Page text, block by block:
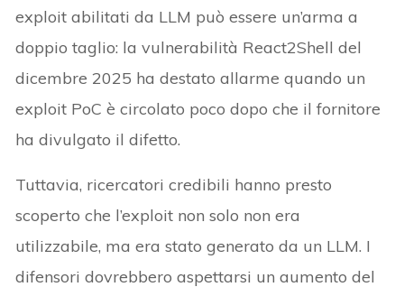
exploit abilitati da LLM può essere un’arma a
doppio taglio: la vulnerabilità React2Shell del
dicembre 2025 ha destato allarme quando un
exploit PoC è circolato poco dopo che il fornitore
ha divulgato il difetto.
Tuttavia, ricercatori credibili hanno presto
scoperto che l’exploit non solo non era
utilizzabile, ma era stato generato da un LLM. I
difensori dovrebbero aspettarsi un aumento del